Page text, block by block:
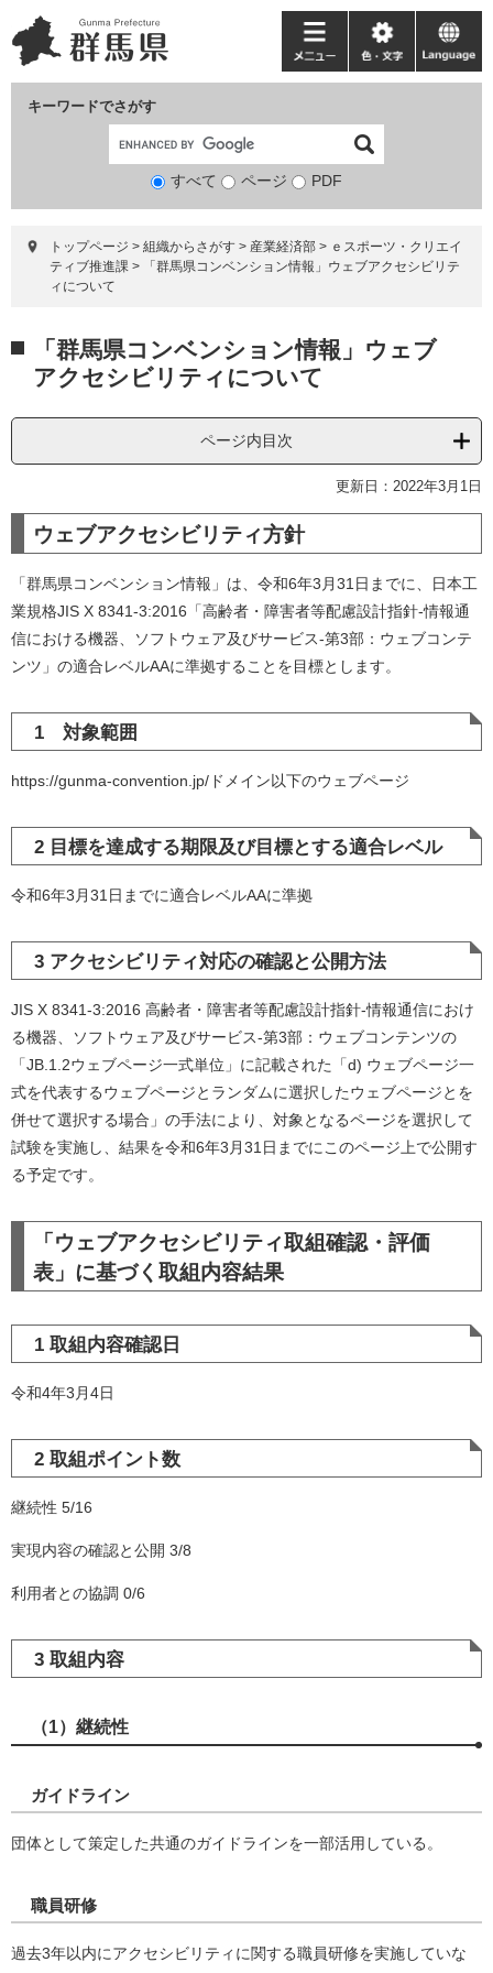
ー
ジ
ニ
ュ
て
キーワードでさがす
検
象
すべて ページ PDF
メ
ニ
ー
色・
文
language
トップページ > 組織からさがす > 産業経済部 > ｅスポーツ・クリエイ
ティブ推進課 >
「群馬県コンベンション情報」ウェブアクセシビリテ
ィについて
文
「群馬県コンベンション情報」ウェブ
アクセシビリティについて
ページ内目次
更新日：2022年3月1日
ウェブアクセシビリティ方針
「群馬県コンベンション情報」は、令和6年3月31日までに、日本工
業規格JIS X 8341-3:2016「高齢者・障害者等配慮設計指針-情報通
信における機器、ソフトウェア及びサービス-第3部：ウェブコンテ
ンツ」の適合レベルAAに準拠することを目標とします。
1 対象範囲
https://gunma-convention.jp/ドメイン以下のウェブページ
2 目標を達成する期限及び目標とする適合レベル
令和6年3月31日までに適合レベルAAに準拠
3 アクセシビリティ対応の確認と公開方法
JIS X 8341-3:2016 高齢者・障害者等配慮設計指針-情報通信におけ
る機器、ソフトウェア及びサービス-第3部：ウェブコンテンツの
「JB.1.2ウェブページ一式単位」に記載された「d) ウェブページ一
式を代表するウェブページとランダムに選択したウェブページとを
併せて選択する場合」の手法により、対象となるページを選択して
試験を実施し、結果を令和6年3月31日までにこのページ上で公開す
る予定です。
「ウェブアクセシビリティ取組確認・評価
表」に基づく取組内容結果
1 取組内容確認日
令和4年3月4日
2 取組ポイント数
継続性 5/16
実現内容の確認と公開 3/8
利用者との協調 0/6
3 取組内容
（1）継続性
ガイドライン
団体として策定した共通のガイドラインを一部活用している。
職員研修
過去3年以内にアクセシビリティに関する職員研修を実施していな